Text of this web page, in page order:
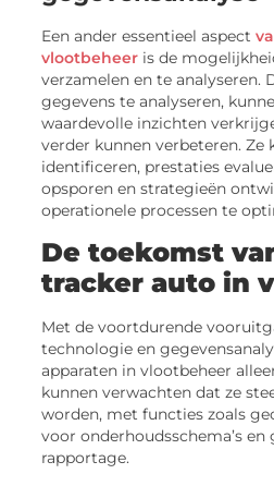
Een ander essentieel aspect
vlootbeheer is de
verzamelen en te analyseren.
gegevens te analyseren,
waardevolle inzichten
verder kunnen verbeteren. Ze
identificeren, prestaties
opsporen en strategieën
operationele processen te
De toekomst
tracker auto in
Met de voortdurende
technologie en
apparaten in vlootbeheer
kunnen verwachten dat ze
worden, met functies zoals
voor onderhoudsschema’s en
rapportage.